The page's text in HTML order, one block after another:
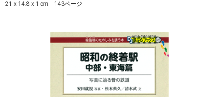
21 x 14.8 x 1 cm 143ページ